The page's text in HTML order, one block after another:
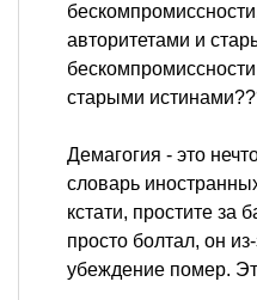
авторитетами и
старыми
Демагогия - это
словарь
кстати, простите за
просто болтал, он
убеждение помер.